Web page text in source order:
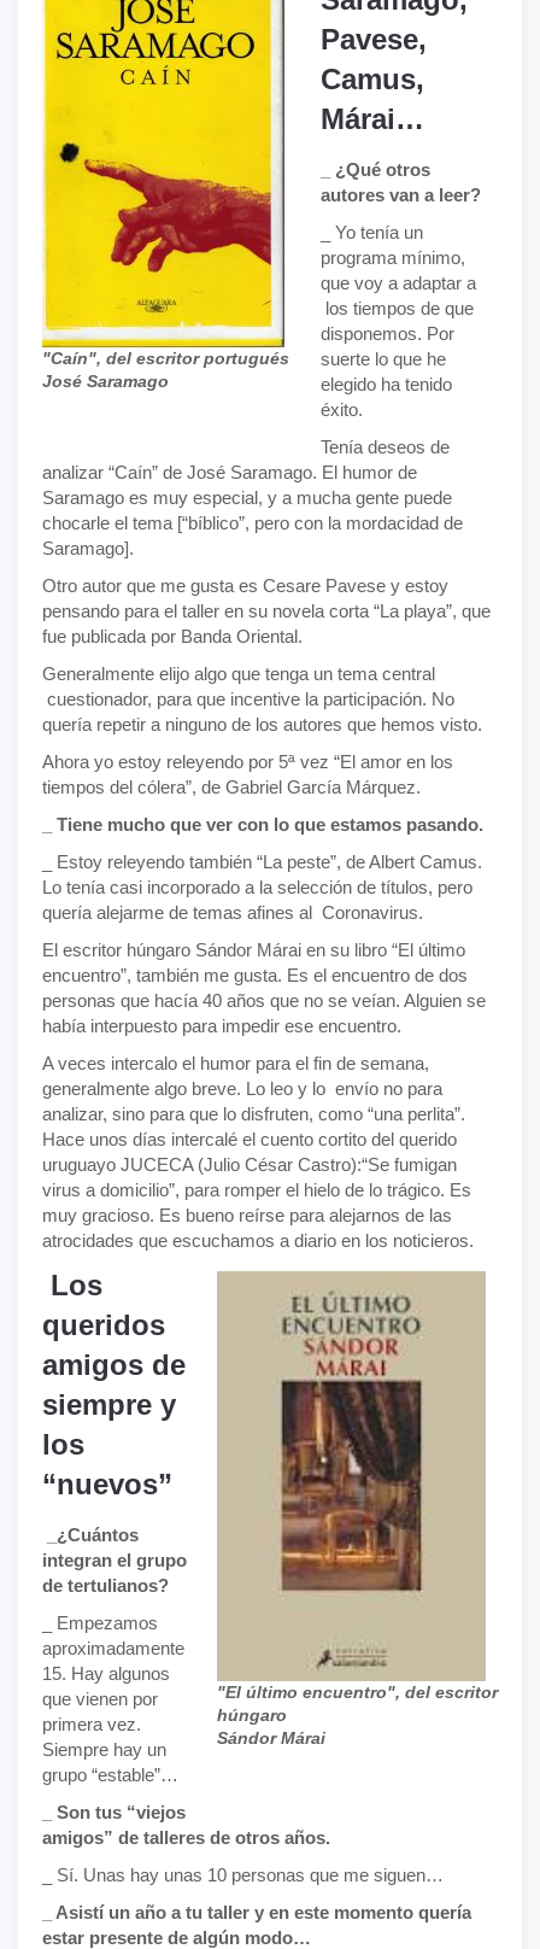
"Caín", del escritor portugués
José Saramago
Pavese,
Camus,
Márai…
_ ¿Qué otros
autores van a leer?
_ Yo tenía un
programa mínimo,
que voy a adaptar a
los tiempos de que
disponemos. Por
suerte lo que he
elegido ha tenido
éxito.
Tenía deseos de
analizar “Caín” de José Saramago. El humor de
Saramago es muy especial, y a mucha gente puede
chocarle el tema [“bíblico”, pero con la mordacidad de
Saramago].
Otro autor que me gusta es Cesare Pavese y estoy
pensando para el taller en su novela corta “La playa”, que
fue publicada por Banda Oriental.
Generalmente elijo algo que tenga un tema central
cuestionador, para que incentive la participación. No
quería repetir a ninguno de los autores que hemos visto.
Ahora yo estoy releyendo por 5ª vez “El amor en los
tiempos del cólera”, de Gabriel García Márquez.
_ Tiene mucho que ver con lo que estamos pasando.
_ Estoy releyendo también “La peste”, de Albert Camus.
Lo tenía casi incorporado a la selección de títulos, pero
quería alejarme de temas afines al Coronavirus.
El escritor húngaro Sándor Márai en su libro “El último
encuentro”, también me gusta. Es el encuentro de dos
personas que hacía 40 años que no se veían. Alguien se
había interpuesto para impedir ese encuentro.
A veces intercalo el humor para el fin de semana,
generalmente algo breve. Lo leo y lo envío no para
analizar, sino para que lo disfruten, como “una perlita”.
Hace unos días intercalé el cuento cortito del querido
uruguayo JUCECA (Julio César Castro):“Se fumigan
virus a domicilio”, para romper el hielo de lo trágico. Es
muy gracioso. Es bueno reírse para alejarnos de las
atrocidades que escuchamos a diario en los noticieros.
"El último encuentro", del escritor
húngaro
Sándor Márai
Los
queridos
amigos de
siempre y
los
“nuevos”
_¿Cuántos
integran el grupo
de tertulianos?
_ Empezamos
aproximadamente
15. Hay algunos
que vienen por
primera vez.
Siempre hay un
grupo “estable”…
_ Son tus “viejos
amigos” de talleres de otros años.
_ Sí. Unas hay unas 10 personas que me siguen…
_ Asistí un año a tu taller y en este momento quería
estar presente de algún modo…